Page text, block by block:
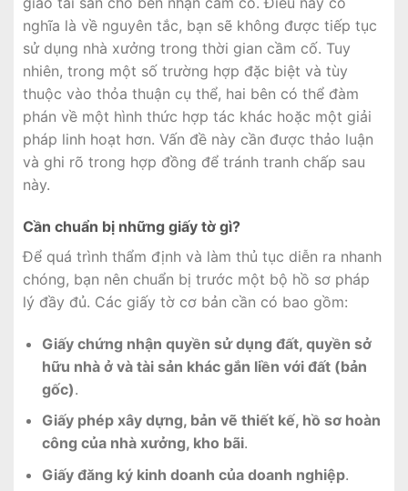
nghĩa là về nguyên tắc, bạn sẽ không được tiếp tục
sử dụng nhà xưởng trong thời gian cầm cố. Tuy
nhiên, trong một số trường hợp đặc biệt và tùy
thuộc vào thỏa thuận cụ thể, hai bên có thể đàm
phán về một hình thức hợp tác khác hoặc một giải
pháp linh hoạt hơn. Vấn đề này cần được thảo luận
và ghi rõ trong hợp đồng để tránh tranh chấp sau
này.
Cần chuẩn bị những giấy tờ gì?
Để quá trình thẩm định và làm thủ tục diễn ra nhanh
chóng, bạn nên chuẩn bị trước một bộ hồ sơ pháp
lý đầy đủ. Các giấy tờ cơ bản cần có bao gồm:
Giấy chứng nhận quyền sử dụng đất, quyền sở
hữu nhà ở và tài sản khác gắn liền với đất (bản
gốc).
Giấy phép xây dựng, bản vẽ thiết kế, hồ sơ hoàn
công của nhà xưởng, kho bãi.
Giấy đăng ký kinh doanh của doanh nghiệp.